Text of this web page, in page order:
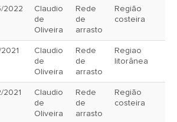
2022
Claudio
de
Oliveira
Rede
de
arrasto
Região
costeira
Claudio
de
Oliveira
Rede
de
arrasto
Regiao
litorânea
2021
Claudio
de
Oliveira
Rede
de
arrasto
Região
costeira